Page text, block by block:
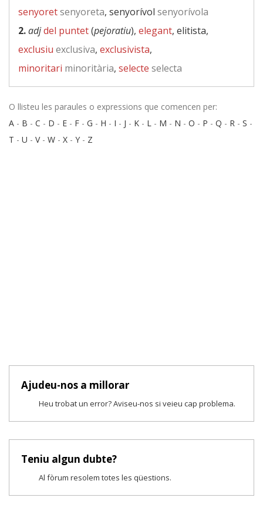
senyoretsenyoreta, senyorívol senyorívola
2.adjdel puntet(pejoratiu), elegant, elitista,
exclusiu exclusiva, exclusivista,
minoritari minoritària, selecte selecta
O llisteu les paraules o expressions que comencen per:
A - B - C - D - E - F - G - H - I - J - K - L - M - N - O - P - Q - R - S -
T - U - V- W - X - Y - Z
Ajudeu-nos a millorar
Heu trobat un error? Aviseu-nos si veieu cap problema.
Teniu algun dubte?
Al fòrum resolem totes les qüestions.